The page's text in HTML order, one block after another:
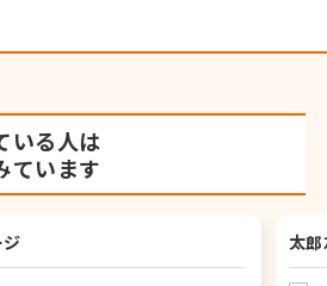
いる人は
ています
太